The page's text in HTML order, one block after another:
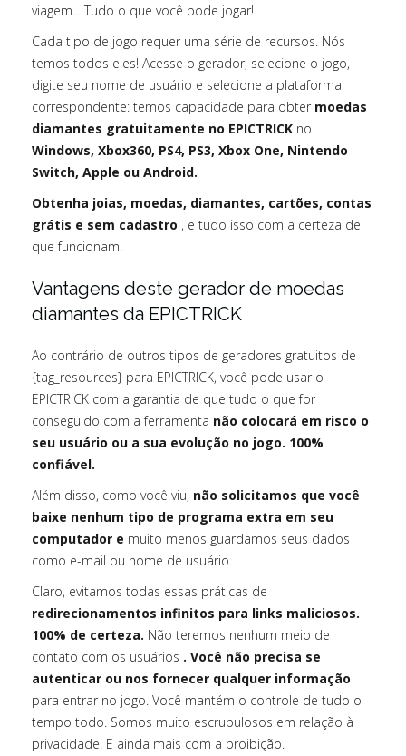
viagem... Tudo o que você pode jogar!
Cada tipo de jogo requer uma série de recursos. Nós
temos todos eles! Acesse o gerador, selecione o jogo,
digite seu nome de usuário e selecione a plataforma
correspondente: temos capacidade para obter moedas
diamantes gratuitamente no EPICTRICK no
Windows, Xbox360, PS4, PS3, Xbox One, Nintendo
Switch, Apple ou Android.
Obtenha joias, moedas, diamantes, cartões, contas
grátis e sem cadastro , e tudo isso com a certeza de
que funcionam.
Vantagens deste gerador de moedas
diamantes da EPICTRICK
Ao contrário de outros tipos de geradores gratuitos de
{tag_resources} para EPICTRICK, você pode usar o
EPICTRICK com a garantia de que tudo o que for
conseguido com a ferramenta não colocará em risco o
seu usuário ou a sua evolução no jogo. 100%
confiável.
Além disso, como você viu, não solicitamos que você
baixe nenhum tipo de programa extra em seu
computador e muito menos guardamos seus dados
como e-mail ou nome de usuário.
Claro, evitamos todas essas práticas de
redirecionamentos infinitos para links maliciosos.
100% de certeza. Não teremos nenhum meio de
contato com os usuários . Você não precisa se
autenticar ou nos fornecer qualquer informação
para entrar no jogo. Você mantém o controle de tudo o
tempo todo. Somos muito escrupulosos em relação à
privacidade. E ainda mais com a proibição.